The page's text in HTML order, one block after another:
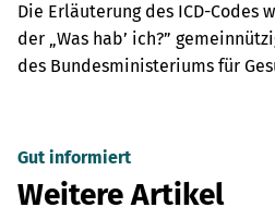
Die Erläuterung des ICD-Codes
der „Was hab’ ich?”
des Bundesministeriums für
Gut informiert
Weitere Artikel